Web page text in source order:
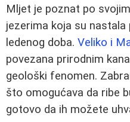
Mljet je poznat po
jezerima koja su nastala
ledenog doba. Veliko i
povezana prirodnim
geološki fenomen.
što omogućava da ribe
gotovo da ih možete